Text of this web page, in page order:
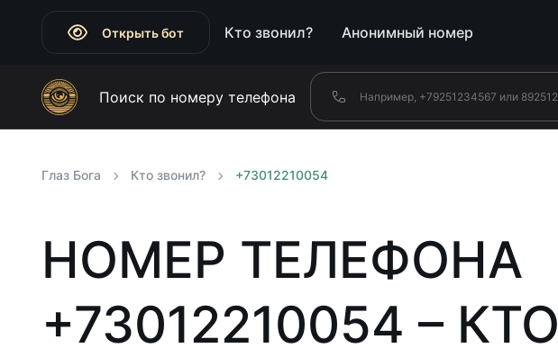
Открыть бот Кто звонил? Анонимный номер
Поиск по номеру телефона
Глаз Бога Кто звонил? +73012210054
НОМЕР ТЕЛЕФОНА
+73012210054 – КТО